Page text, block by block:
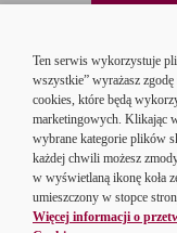
oraz
z